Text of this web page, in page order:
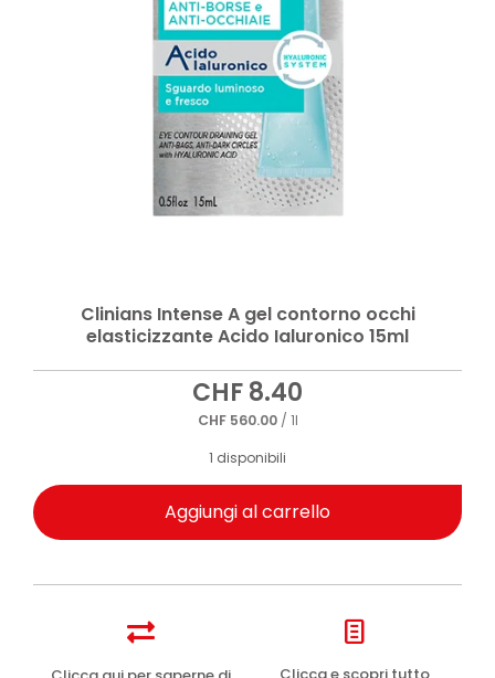
Clinians Intense A gel contorno occhi
elasticizzante Acido Ialuronico 15ml
CHF8.40
CHF560.00/ 1l
1 disponibili
Aggiungi al carrello